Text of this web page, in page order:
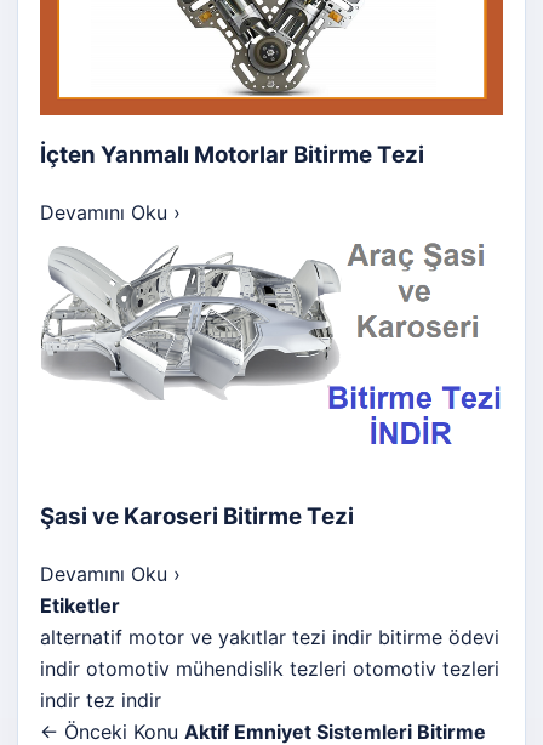
İçten Yanmalı Motorlar Bitirme Tezi
Devamını Oku ›
Şasi ve Karoseri Bitirme Tezi
Devamını Oku ›
Etiketler
alternatif motor ve yakıtlar tezi indir bitirme ödevi
indir otomotiv mühendislik tezleri otomotiv tezleri
indir tez indir
← Önceki Konu Aktif Emniyet Sistemleri Bitirme